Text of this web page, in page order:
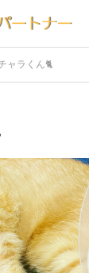
ャラくん🐈